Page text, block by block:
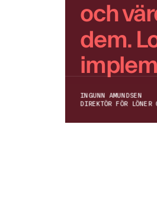
och
dem.
INGUNN AMUNDSEN
DIREKTÖR FÖR LÖNER